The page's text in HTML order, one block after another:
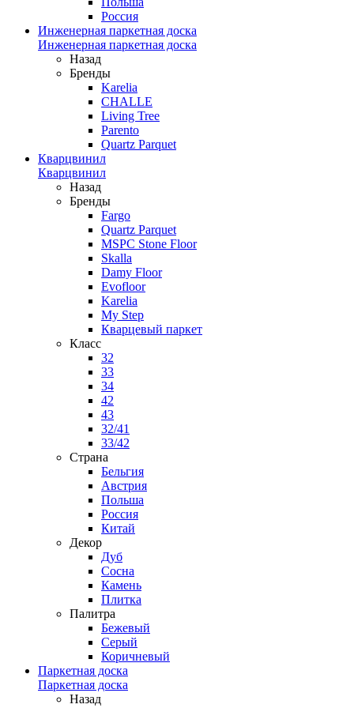
Россия
Инженерная паркетная доска
Инженерная паркетная доска
Назад
Бренды
Karelia
CHALLE
Living Tree
Parento
Quartz Parquet
Кварцвинил
Кварцвинил
Назад
Бренды
Fargo
Quartz Parquet
MSPC Stone Floor
Skalla
Damy Floor
Evofloor
Karelia
My Step
Кварцевый паркет
Класс
32
33
34
42
43
32/41
33/42
Страна
Бельгия
Австрия
Польша
Россия
Китай
Декор
Дуб
Сосна
Камень
Плитка
Палитра
Бежевый
Серый
Коричневый
Паркетная доска
Паркетная доска
Назад